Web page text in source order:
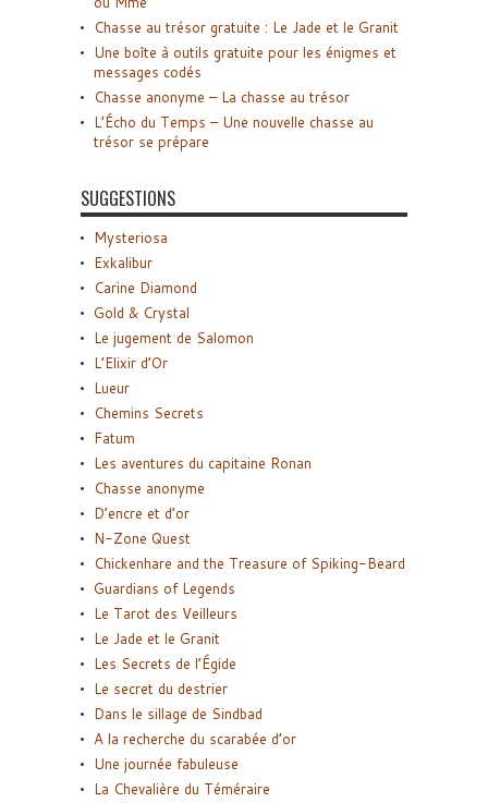
Chasse au trésor gratuite : Le Jade et le Granit
Une boîte à outils gratuite pour les énigmes et
messages codés
Chasse anonyme – La chasse au trésor
L’Écho du Temps – Une nouvelle chasse au
trésor se prépare
SUGGESTIONS
Mysteriosa
Exkalibur
Carine Diamond
Gold & Crystal
Le jugement de Salomon
L’Elixir d’Or
Lueur
Chemins Secrets
Fatum
Les aventures du capitaine Ronan
Chasse anonyme
D’encre et d’or
N-Zone Quest
Chickenhare and the Treasure of Spiking-Beard
Guardians of Legends
Le Tarot des Veilleurs
Le Jade et le Granit
Les Secrets de l’Égide
Le secret du destrier
Dans le sillage de Sindbad
A la recherche du scarabée d’or
Une journée fabuleuse
La Chevalière du Téméraire